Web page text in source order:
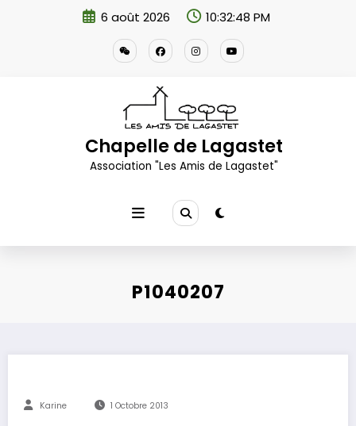
6 août 2026 10:32:49 PM
Chapelle de Lagastet
Association "Les Amis de Lagastet"
P1040207
Karine 1 Octobre 2013